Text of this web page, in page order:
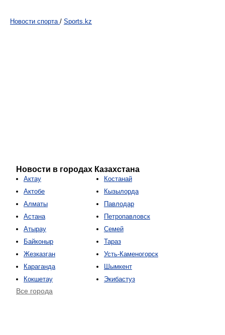
Новости спорта / Sports.kz
Новости в городах Казахстана
Актау
Актобе
Алматы
Астана
Атырау
Байконыр
Жезказган
Караганда
Кокшетау
Костанай
Кызылорда
Павлодар
Петропавловск
Семей
Тараз
Усть-Каменогорск
Шымкент
Экибастуз
Все города